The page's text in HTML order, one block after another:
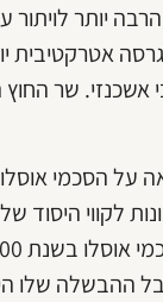
יותר
אשכנזי. שר
על הסכמי
לקווי
ועליית טראמפ.